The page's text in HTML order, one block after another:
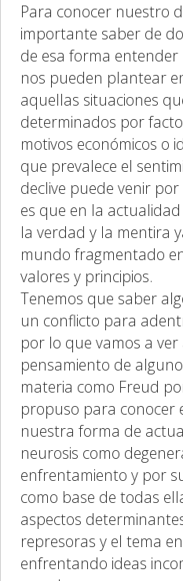
Para conocer nuestro
importante saber de
de esa forma
nos pueden plantear
aquellas situaciones
determinados por
motivos económicos o
que prevalece el
declive puede venir
es que en la
la verdad y la mentira
mundo fragmentado
valores y principios.
Tenemos que saber
un conflicto para
por lo que vamos a
pensamiento de
materia como Freud
propuso para conocer
nuestra forma de
neurosis como
enfrentamiento y por
como base de todas
aspectos
represoras y el tema
enfrentando ideas